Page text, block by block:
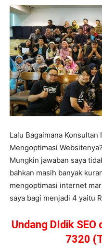
Lalu Bagaimana
Mengoptimasi
Mungkin jawaban saya
bahkan masih banyak
mengoptimasi internet
saya bagi menjadi 4 yaitu
Undang DIdik
7320